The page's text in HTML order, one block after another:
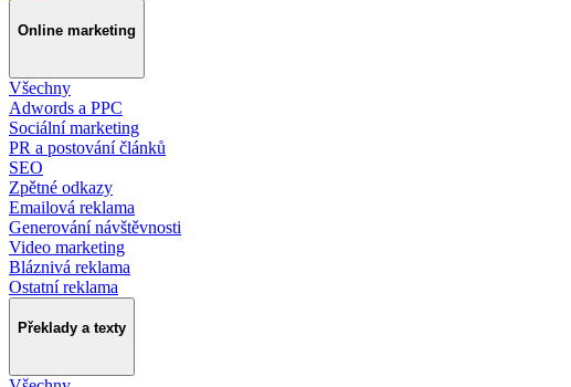
Online marketing
Všechny
Adwords a PPC
Sociální marketing
PR a postování článků
SEO
Zpětné odkazy
Emailová reklama
Generování návštěvnosti
Video marketing
Bláznivá reklama
Ostatní reklama
Překlady a texty